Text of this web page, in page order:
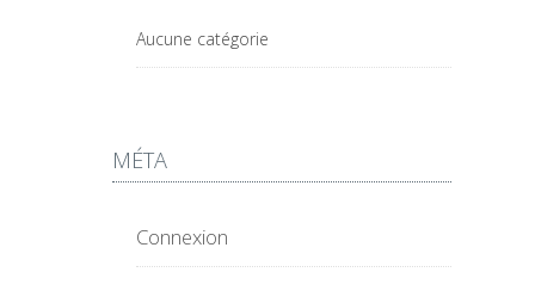
Aucune catégorie
MÉTA
Connexion